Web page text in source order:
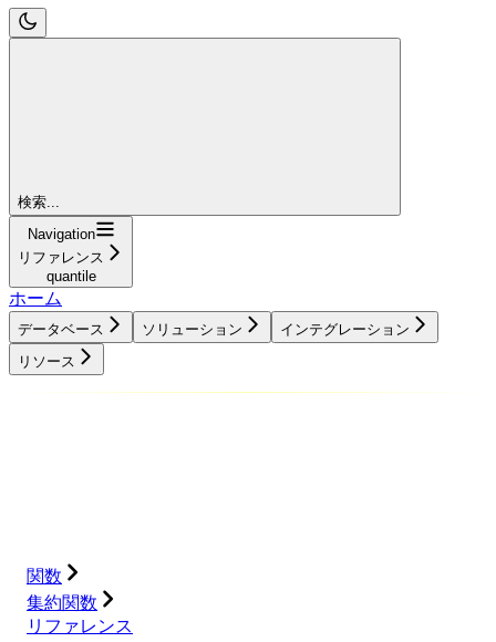
検索...
Navigation
リファレンス
quantile
ホーム
データベース ソリューション
インテグレーション
リソース
関数
集約関数
リファレンス